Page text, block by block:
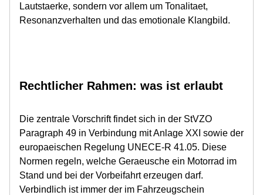
Lautstaerke, sondern vor allem um Tonalitaet,
Resonanzverhalten und das emotionale Klangbild.
Rechtlicher Rahmen: was ist erlaubt
Die zentrale Vorschrift findet sich in der StVZO
Paragraph 49 in Verbindung mit Anlage XXI sowie der
europaeischen Regelung UNECE-R 41.05. Diese
Normen regeln, welche Geraeusche ein Motorrad im
Stand und bei der Vorbeifahrt erzeugen darf.
Verbindlich ist immer der im Fahrzeugschein